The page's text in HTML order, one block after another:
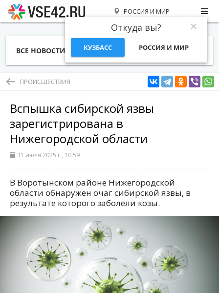
РОССИЯ И МИР
Откуда вы?
КУЗБАСС РОССИЯ И МИР
ВСЕ НОВОСТИ СТАТЬИ ТЕМЫ ФОТО
ПРОИСШЕСТВИЯ
Вспышка сибирской язвы
зарегистрирована в
Нижегородской области
31 июля 2025 г., 10:59
В Воротынском районе Нижегородской
области обнаружен очаг сибирской язвы, в
результате которого заболели козы.